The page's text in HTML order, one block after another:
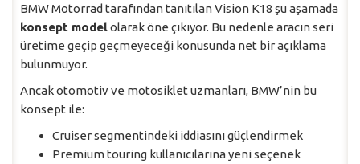
BMW Motorrad tarafından tanıtılan Vision K18 şu aşamada
konsept modelolarak öne çıkıyor. Bu nedenle aracın seri
üretime geçip geçmeyeceği konusunda net bir açıklama
bulunmuyor.
Ancak otomotiv ve motosiklet uzmanları, BMW’nin bu
konsept ile:
Cruiser segmentindeki iddiasını güçlendirmek
Premium touring kullanıcılarına yeni seçenek